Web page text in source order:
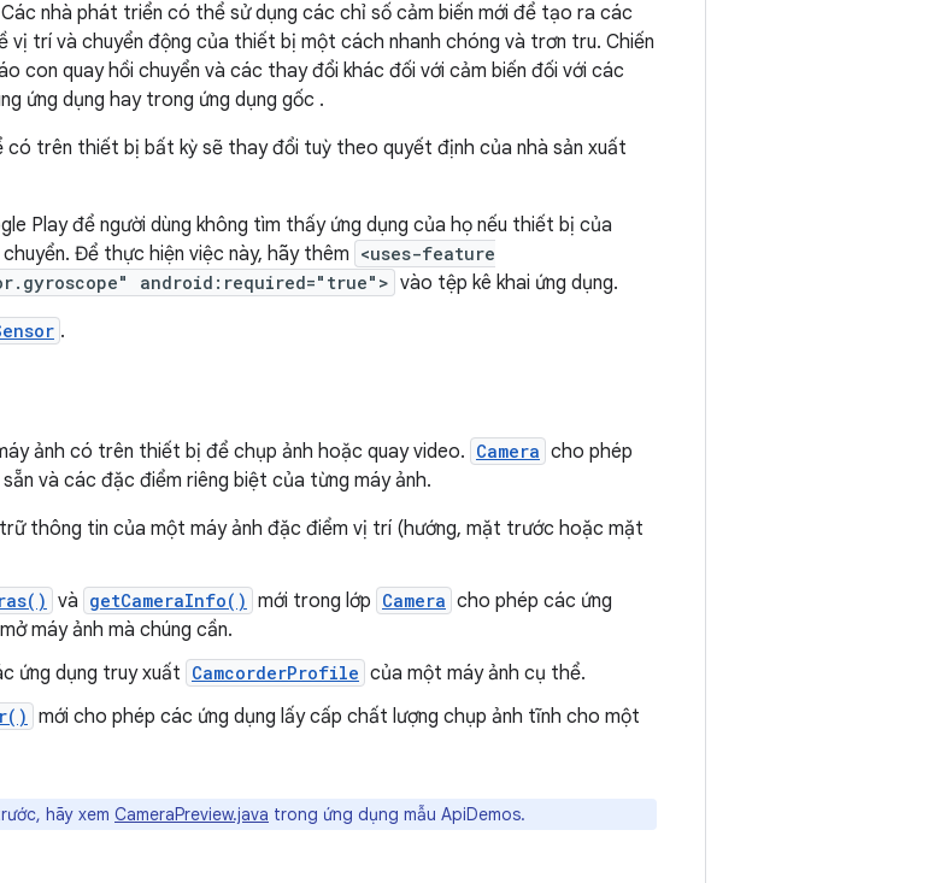
nhà phát triển có thể sử dụng các chỉ số cảm biến mới để tạo ra các
vị trí và chuyển động của thiết bị một cách nhanh chóng và trơn tru. Chiến
con quay hồi chuyển và các thay đổi khác đối với cảm biến đối với các
ứng dụng hay trong ứng dụng gốc .
có trên thiết bị bất kỳ sẽ thay đổi tuỳ theo quyết định của nhà sản xuất
Play để người dùng không tìm thấy ứng dụng của họ nếu thiết bị của
Để thực hiện việc này, hãy thêm <uses-feature
android:required="true"> vào tệp kê khai ứng dụng.
.
ảnh có trên thiết bị để chụp ảnh hoặc quay video. Camera cho phép
và các đặc điểm riêng biệt của từng máy ảnh.
thông tin của một máy ảnh đặc điểm vị trí (hướng, mặt trước hoặc mặt
và getCameraInfo() mới trong lớp Camera cho phép các ứng
máy ảnh mà chúng cần.
ứng dụng truy xuất CamcorderProfile của một máy ảnh cụ thể.
mới cho phép các ứng dụng lấy cấp chất lượng chụp ảnh tĩnh cho một
hãy xem CameraPreview.java trong ứng dụng mẫu ApiDemos.